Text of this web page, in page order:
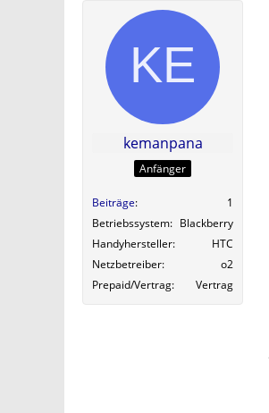
kemanpana
Anfänger
Beiträge
1
Betriebssystem
Blackberry
Handyhersteller
HTC
Netzbetreiber
o2
Prepaid/Vertrag
Vertrag